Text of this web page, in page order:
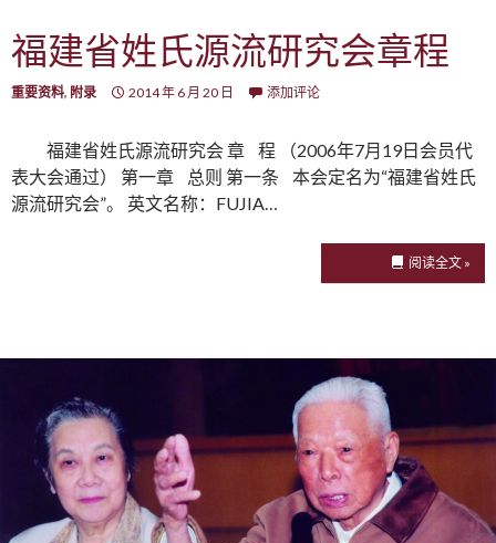
福建省姓氏源流研究会章程
重要资料, 附录 2014 年 6 月 20 日 添加评论
福建省姓氏源流研究会 章 程 （2006年7月19日会员代
表大会通过） 第一章 总则 第一条 本会定名为“福建省姓氏
源流研究会”。 英文名称：FUJIA…
阅读全文 »